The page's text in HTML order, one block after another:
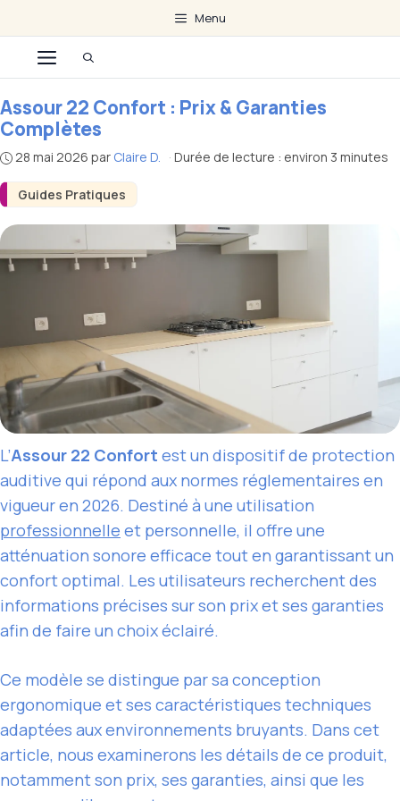
au
contenu
Menu
Menu
Guides Pratiques
Assour 22 Confort : Prix & Garanties
Complètes
28 mai 2026 par Claire D. · Durée de lecture : environ 3 minutes
L’Assour 22 Confort est un dispositif de protection
auditive qui répond aux normes réglementaires en
vigueur en 2026. Destiné à une utilisation
professionnelle et personnelle, il offre une
atténuation sonore efficace tout en garantissant un
confort optimal. Les utilisateurs recherchent des
informations précises sur son prix et ses garanties
afin de faire un choix éclairé.
Ce modèle se distingue par sa conception
ergonomique et ses caractéristiques techniques
adaptées aux environnements bruyants. Dans cet
article, nous examinerons les détails de ce produit,
notamment son prix, ses garanties, ainsi que les